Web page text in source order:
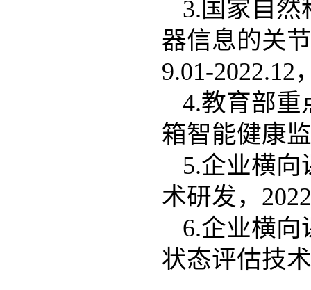
3.国家自然
器信息的关
9.01-2022.12
4.教育部重
箱智能健康
5.企业横
术研发，
6.企业横
状态评估技